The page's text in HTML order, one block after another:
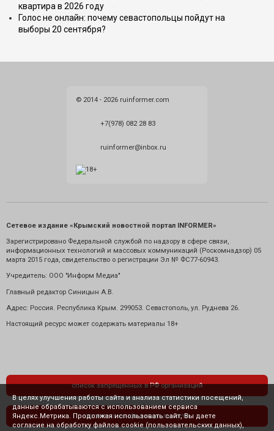
квартира в 2026 году
Голос не онлайн: почему севастопольцы пойдут на
выборы 20 сентября?
© 2014 - 2026 ruinformer.com
+7(978) 082 28 83
ruinformer@inbox.ru
Сетевое издание «Крымский новостной портал INFORMER»
Зарегистрировано Федеральной службой по надзору в сфере связи,
информационных технологий и массовых коммуникаций (Роскомнадзор) 05
марта 2015 года, свидетельство о регистрации Эл № ФС77-60943.
Учредитель: ООО "Информ Медиа"
Главный редактор Синицын А.В.
Адрес: Россия. Республика Крым. 299053. Севастополь, ул. Руднева 26.
Настоящий ресурс может содержать материалы 18+
список запрещенных в РФ организаций
политика конфиденциальности
В целях улучшения работы сайта и анализа статистики посещений,
данные обрабатываются с использованием сервиса
Яндекс.Метрика. Продолжая использовать сайт, Вы даете
согласие на обработку файлов cookie (пользовательских данных),